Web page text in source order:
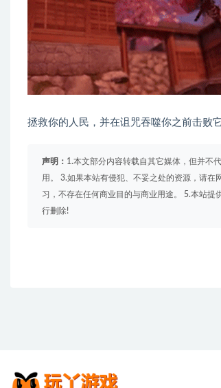
拯救你的人民，并在诅咒吞噬你之前击败
声明： 1.本文部分内容转载自其它媒体，但并不
用。 3.如果本站有侵犯、不妥之处的资源，请
习，不存在任何商业目的与商业用途。 5.本站
行删除!